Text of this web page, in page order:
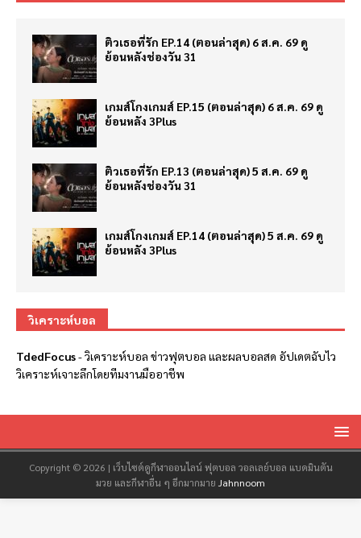
ติวเธอที่รัก EP.14 (ตอนล่าสุด) 6 ส.ค. 69 ดู
ย้อนหลังช่องวัน 31
เกมส์โกงเกมส์ EP.15 (ตอนล่าสุด) 6 ส.ค. 69 ดู
ย้อนหลัง 3Plus
ติวเธอที่รัก EP.13 (ตอนล่าสุด) 5 ส.ค. 69 ดู
ย้อนหลังช่องวัน 31
เกมส์โกงเกมส์ EP.14 (ตอนล่าสุด) 5 ส.ค. 69 ดู
ย้อนหลัง 3Plus
วิเคราะห์บอล
TdedFocus-วิเคราะห์บอล ข่าวฟุตบอล และผลบอลสด อัปเดตฉับไว
วิเคราะห์เจาะลึกโดยทีมงานมืออาชีพ
Copyright © 2026 | เว็บไซต์ดูกีฬาออนไลน์ ฟุตบอล วอลเลย์บอล แบดมินตัน
มวย และกีฬาอื่น ๆ อีกมากมาย Jahnnoom